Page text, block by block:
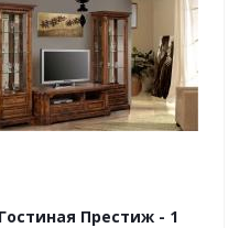
Гостиная Престиж - 1